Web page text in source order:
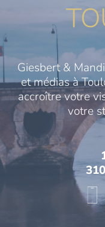
Giesbert &
et médias à
accroître votre
votre